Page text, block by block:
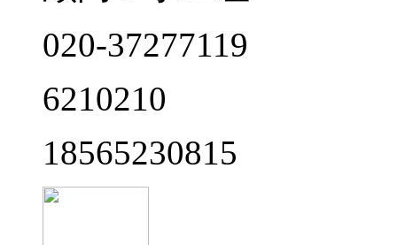
020-37277119
6210210
18565230815